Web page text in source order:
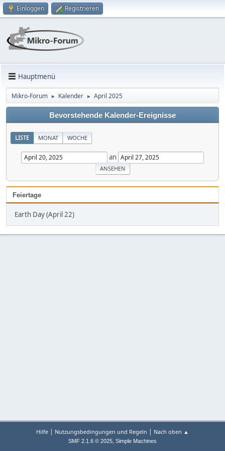
Einloggen Registrieren
Hauptmenü
Mikro-Forum ► Kalender ► April 2025
Bevorstehende Kalender-Ereignisse
LISTE MONAT WOCHE
an
Feiertage
Earth Day (April 22)
Hilfe | Nutzungsbedingungen und Regeln | Nach oben ▲
SMF 2.1.6 © 2025, Simple Machines